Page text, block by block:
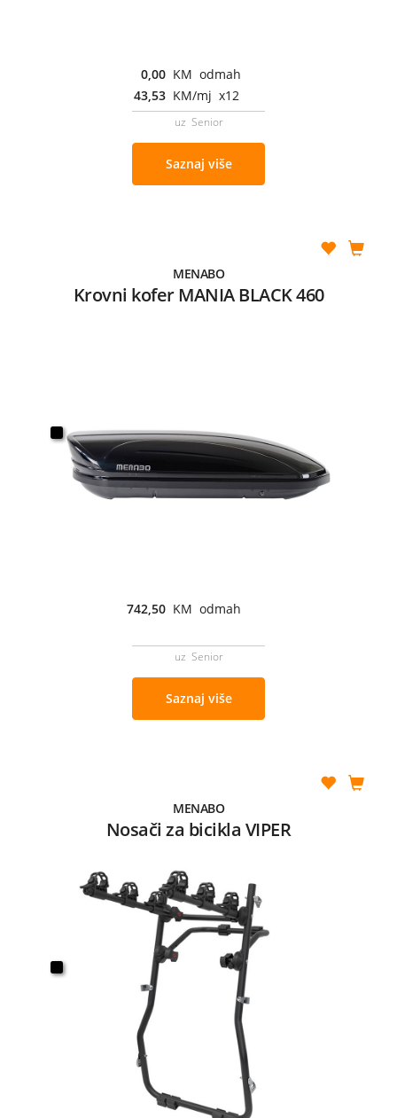
0,00 KM odmah
43,53 KM/mj x12
uz Senior
Saznaj više
MENABO
Krovni kofer MANIA BLACK 460
742,50 KM odmah
uz Senior
Saznaj više
MENABO
Nosači za bicikla VIPER